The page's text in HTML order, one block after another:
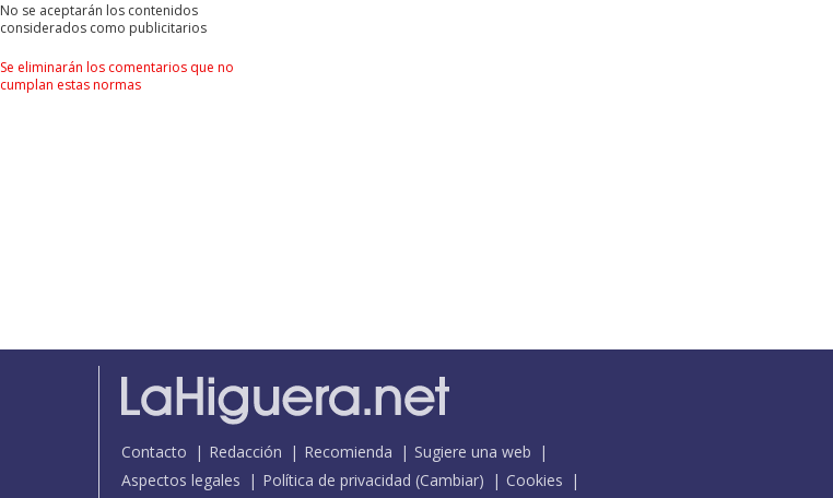
No se aceptarán los contenidos
considerados como publicitarios
Se eliminarán los comentarios que no
cumplan estas normas
Contacto Redacción Recomienda
Sugiere una web
Aspectos legales
Política de privacidad (Cambiar)
Cookies